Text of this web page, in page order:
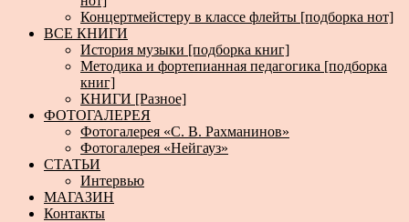
Концертмейстеру в классе флейты [подборка нот]
ВСЕ КНИГИ
История музыки [подборка книг]
Методика и фортепианная педагогика [подборка
книг]
КНИГИ [Разное]
ФОТОГАЛЕРЕЯ
Фотогалерея «С. В. Рахманинов»
Фотогалерея «Нейгауз»
СТАТЬИ
Интервью
МАГАЗИН
Контакты